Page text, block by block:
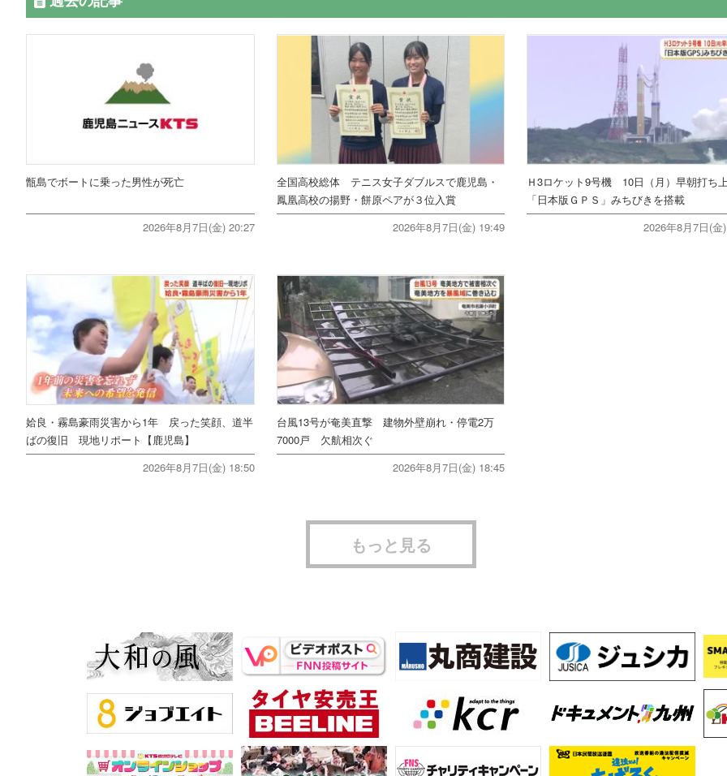
甑島でボートに乗った男性が死亡
2026年8月7日(金) 20:27
全国高校総体 テニス女子ダブルスで鹿児島・
鳳凰高校の揚野・餅原ペアが３位入賞
2026年8月7日(金) 19:49
Ｈ3ロケット9号機 10日（月）早朝打
「日本版ＧＰＳ」みちびきを搭載
2026年8月7日(金
姶良・霧島豪雨災害から1年 戻った笑顔、道半
ばの復旧 現地リポート【鹿児島】
2026年8月7日(金) 18:50
台風13号が奄美直撃 建物外壁崩れ・停電2万
7000戸 欠航相次ぐ
2026年8月7日(金) 18:45
もっと見る